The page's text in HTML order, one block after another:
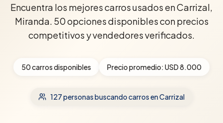
Encuentra los mejores carros usados en Carrizal,
Miranda. 50 opciones disponibles con precios
competitivos y vendedores verificados.
50carros disponibles Precio promedio: USD 8.000
127personas buscando carrosen Carrizal